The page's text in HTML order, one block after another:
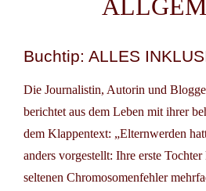
Buchtip: ALLES
Die Journalistin, Autorin und
berichtet aus dem Leben mit ihrer
dem Klappentext: „Elternwerden
anders vorgestellt: Ihre erste
seltenen Chromosomenfehler